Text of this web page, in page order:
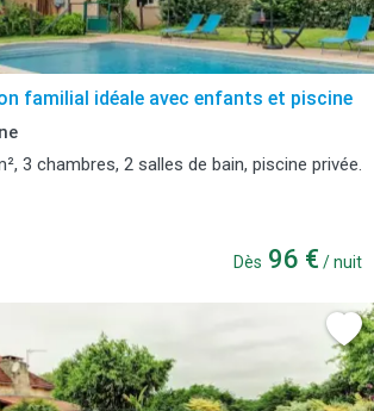
familial idéale avec enfants et piscine
3 chambres, 2 salles de bain, piscine privée.
Dès 96 € / nuit